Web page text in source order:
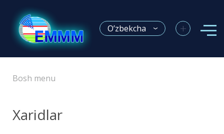
O’zbekcha +
Bosh menu
Xaridlar